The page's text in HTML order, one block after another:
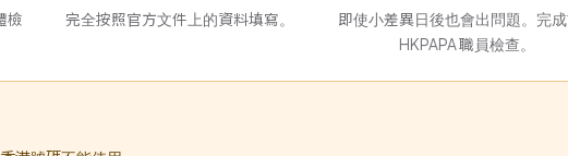
檢
完全按照官方文件上的資料填寫。
即使小差異日後也會出問題。完
HKPAPA 職員檢查。